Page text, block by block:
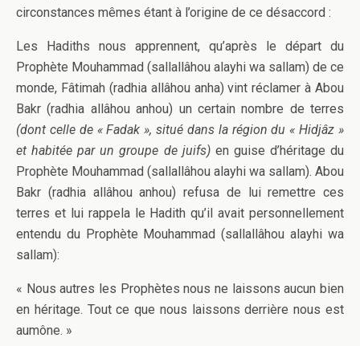
circonstances mêmes étant à l’origine de ce désaccord :
Les Hadiths nous apprennent, qu’après le départ du
Prophète Mouhammad (sallallâhou alayhi wa sallam) de ce
monde, Fâtimah (radhia allâhou anha) vint réclamer à Abou
Bakr (radhia allâhou anhou) un certain nombre de terres
(dont celle de « Fadak », situé dans la région du « Hidjâz »
et habitée par un groupe de juifs)en guise d’héritage du
Prophète Mouhammad (sallallâhou alayhi wa sallam). Abou
Bakr (radhia allâhou anhou) refusa de lui remettre ces
terres et lui rappela le Hadith qu’il avait personnellement
entendu du Prophète Mouhammad (sallallâhou alayhi wa
sallam):
« Nous autres les Prophètes nous ne laissons aucun bien
en héritage. Tout ce que nous laissons derrière nous est
aumône. »